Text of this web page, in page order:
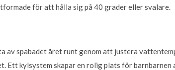
för att hålla sig på 40 grader eller svalare.
av spabadet året runt genom att justera
Ett kylsystem skapar en rolig plats för barnbarnen